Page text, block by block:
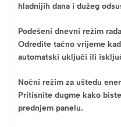
hladnijih dana i dužeg
Podešeni dnevni režim rada
Odredite tačno vrijeme
automatski uključi ili
Noćni režim za uštedu
Pritisnite dugme kako
prednjem panelu.